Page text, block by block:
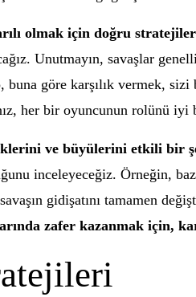
olmak için doğru
Unutmayın, savaşlar
göre karşılık vermek, sizi
her bir oyuncunun rolünü
ve büyülerini etkili bir
inceleyeceğiz. Örneğin,
gidişatını tamamen
zafer kazanmak için,